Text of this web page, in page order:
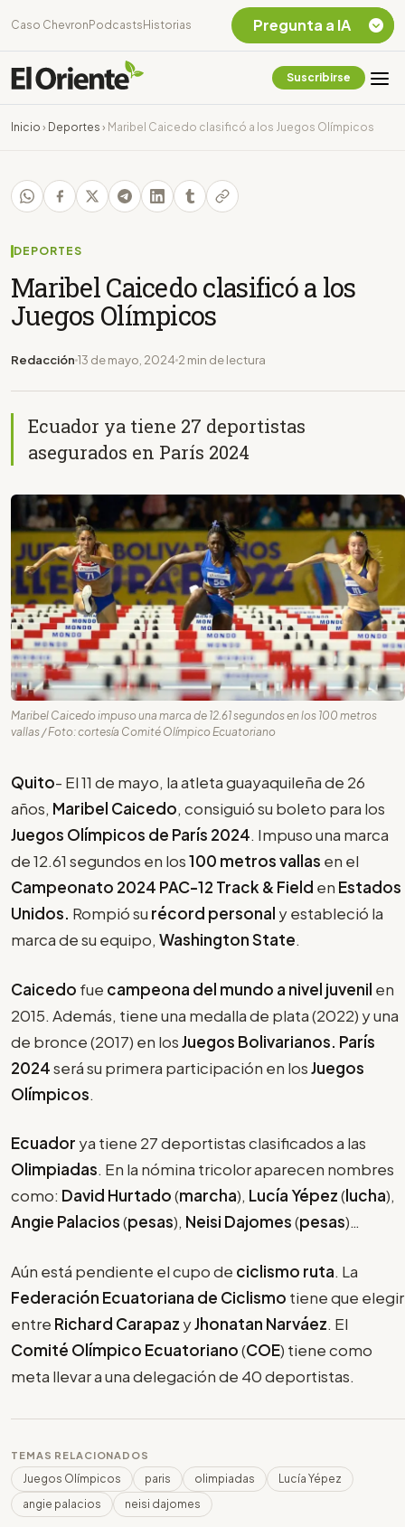
Caso Chevron Podcasts Historias
Suscribirse
Inicio › Deportes › Maribel Caicedo clasificó a los Juegos Olímpicos
DEPORTES
Maribel Caicedo clasificó a los
Juegos Olímpicos
Redacción 13 de mayo, 2024 2 min de lectura
Ecuador ya tiene 27 deportistas
asegurados en París 2024
Maribel Caicedo impuso una marca de 12.61 segundos en los 100 metros
vallas / Foto: cortesía Comité Olímpico Ecuatoriano
Quito- El 11 de mayo, la atleta guayaquileña de 26
años, Maribel Caicedo, consiguió su boleto para los
Juegos Olímpicos de París 2024. Impuso una marca
de 12.61 segundos en los100 metros vallas en el
Campeonato 2024 PAC-12 Track & Field en Estados
Unidos. Rompió su récord personal y estableció la
marca de su equipo, Washington State.
Caicedo fue campeona del mundo a nivel juvenil en
2015. Además, tiene una medalla de plata (2022) y una
de bronce (2017) en losJuegos Bolivarianos. París
2024será su primera participación en losJuegos
Olímpicos.
Ecuador ya tiene 27 deportistas clasificados a las
Olimpiadas. En la nómina tricolor aparecen nombres
como: David Hurtado(marcha), Lucía Yépez(lucha),
Angie Palacios(pesas), Neisi Dajomes(pesas)…
Aún está pendiente el cupo de ciclismo ruta. La
Federación Ecuatoriana de Ciclismo tiene que elegir
entre Richard Carapaz yJhonatan Narváez. El
Comité Olímpico Ecuatoriano(COE) tiene como
meta llevar a una delegación de 40 deportistas.
TEMAS RELACIONADOS
Juegos Olímpicos paris olimpiadas
Lucía Yépez
angie palacios
neisi dajomes
Pregunta a IA
Chevron Ecuador